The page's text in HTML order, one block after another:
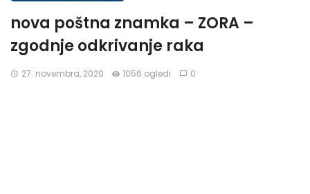
nova poštna znamka – ZORA –
zgodnje odkrivanje raka
27. novembra, 2020 1056 ogledi 0